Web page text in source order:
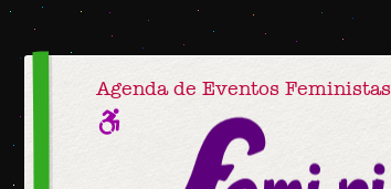
Agenda de Eventos